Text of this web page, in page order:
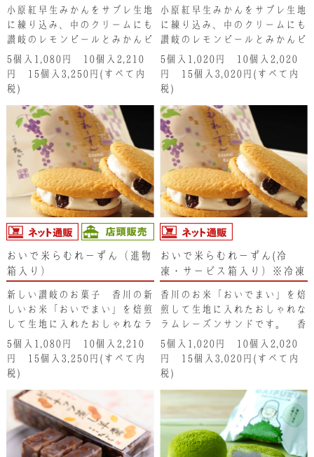
小原紅早生みかんをサブレ生地
に練り込み、中のクリームにも
讃岐のレモンピールとみかんピ
ールを入れ、爽やかで甘酸っぱ
いクリームサンドに仕上げまし
た。
5個入1,080円 10個入2,210
円 15個入3,250円(すべて内
税)
便の為、冷凍商品以外と同梱
できません。
小原紅早生みかんをサブレ生地
に練り込み、中のクリームにも
讃岐のレモンピールとみかんピ
ールを入れ、爽やかで甘酸っぱ
いクリームサンドに仕上げまし
た。
5個入1,020円 10個入2,020
円 15個入3,020円(すべて内
税)
おいで米らむれーずん（進物
箱入り）
新しい讃岐のお菓子 香川の新
しいお米「おいでまい」を焙煎
して生地に入れたおしゃれなラ
ムレーズンサンドです。香川の
希少糖「レアシュガースウィー
ト」とラム酒でシロップ漬けに
したゴールデンレーズンをフレ
ッシュバターのクリームに入
れ、サンドしています。香ばし
いお米の香りと洋酒薫る少し大
人の味をどうぞ。
5個入1,080円 10個入2,210
円 15個入3,250円(すべて内
税)
おいで米らむれーずん(冷
凍・サービス箱入り）※冷凍
できません。
香川のお米「おいでまい」を焙
煎して生地に入れたおしゃれな
ラムレーズンサンドです。 香
川の希少糖「レアシュガースウ
ィート」とラム酒でシロップ漬
けにしたゴールデンレーズンを
フレッシュバターのクリームに
入れ、サンドしています。香ば
しいお米の香りと洋酒薫る少し
大人の味をどうぞ。
5個入1,020円 10個入2,020
円 15個入3,020円(すべて内
税)